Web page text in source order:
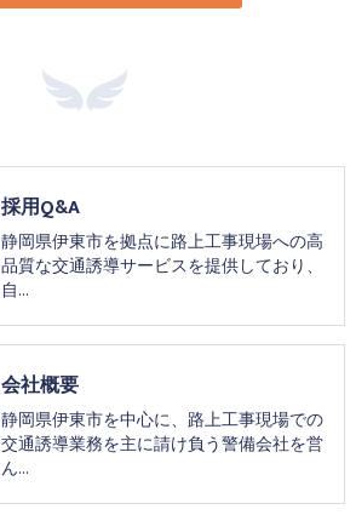
採用Q&A
静岡県伊東市を拠点に路上工事現場への高
品質な交通誘導サービスを提供しており、
自…
会社概要
静岡県伊東市を中心に、路上工事現場での
交通誘導業務を主に請け負う警備会社を営
ん…